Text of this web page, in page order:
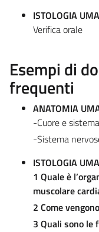
ISTOLOGIA
Verifica orale
Esempi di
frequenti
ANATOMIA
-Cuore e
-Sistema
ISTOLOGIA
1 Quale è
muscolare
2 Come
3 Quali sono le